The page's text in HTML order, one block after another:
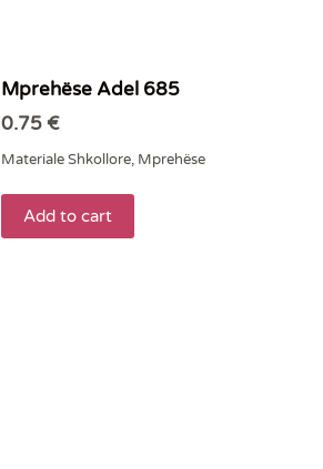
Mprehëse Adel 685
0.75€
Materiale Shkollore, Mprehëse
Add to cart